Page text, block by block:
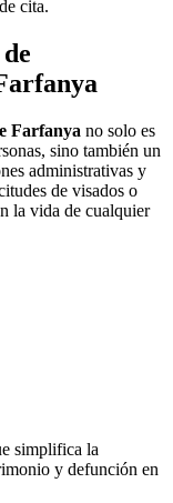
cita.
Farfanya no solo es
sino también un
administrativas y
de visados o
la vida de cualquier
simplifica la
y defunción en